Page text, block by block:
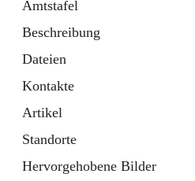
Amtstafel
Beschreibung
Dateien
Kontakte
Artikel
Standorte
Hervorgehobene Bilder